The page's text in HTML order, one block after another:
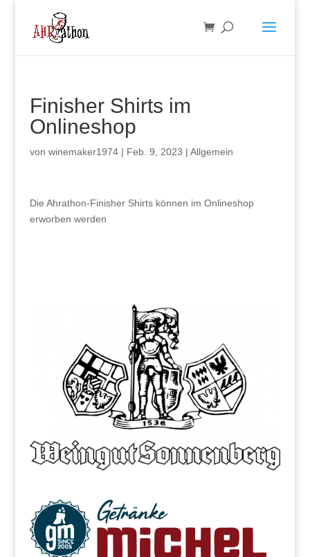
Finisher Shirts im
Onlineshop
von winemaker1974| Feb. 9, 2023 | Allgemein
Die Ahrathon-Finisher Shirts können im Onlineshop
erworben werden